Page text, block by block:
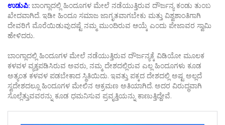
ಉಡುಪಿ: ಬಾಂಗ್ಲಾದಲ್ಲಿ ಹಿಂದೂಗಳ ಮೇಲೆ ನಡೆಯುತ್ತಿರುವ ದೌರ್ಜನ್ಯ ಕಂಡು ತುಂಬ
ಖೇದವಾಗಿದೆ. ಇಡೀ ಹಿಂದೂ ಸಮಾಜ ಜಾಗೃತವಾಗಬೇಕು ಮತ್ತು ವಿಶ್ವಶಾಂತಿಗಾಗಿ
ದೇವರಿಗೆ ಮೊರೆಯಿಡುವುದಷ್ಟೆ ನಮ್ಮ ಮುಂದಿರುವ ಆಯ್ಕೆ ಎಂದು ಪೇಜಾವರ ಸ್ವಾಮಿ
ಹೇಳಿದರು.
ಬಾಂಗ್ಲಾದಲ್ಲಿ ಹಿಂದೂಗಳ ಮೇಲೆ ನಡೆಯುತ್ತಿರುವ ದೌರ್ಜನ್ಯಕ್ಕೆ ವಿಡಿಯೋ ಮೂಲಕ
ಕಳವಳ ವ್ಯಕ್ತಪಡಿಸಿರುವ ಅವರು, ನಮ್ಮ ದೇಶದಲ್ಲಿರುವ ಎಲ್ಲ ಹಿಂದೂಗಳು ಕೂಡ
ಅತ್ಯಂತ ಕಳವಳ ಪಡಬೇಕಾದ ಸ್ಥಿತಿಯಿದು. ಇವತ್ತು ಪಕ್ಕದ ದೇಶದಲ್ಲಿ ಅಷ್ಟ ಅಲ್ಲದೆ
ಸ್ವದೇಶದಲ್ಲೂ ಹಿಂದೂಗಳ ಮೇಲಿನ ಆಕ್ರಮಣ ಅತಿಯಾಗಿದೆ. ಅದರ ವಿರುದ್ಧವಾಗಿ
ಸೊಲ್ಲೆತ್ತುವವರನ್ನು ಕೂಡ ಧಮನಿಸುವ ಪ್ರವೃತ್ತಿಯನ್ನು ಕಾಣುತ್ತಿದ್ದೇವೆ.